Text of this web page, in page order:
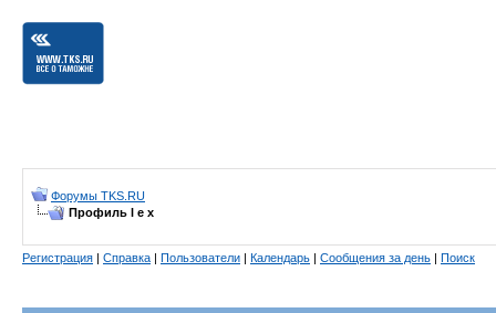
Форумы TKS.RU
Профиль l e x
Регистрация | Справка | Пользователи | Календарь | Сообщения за день | Поиск